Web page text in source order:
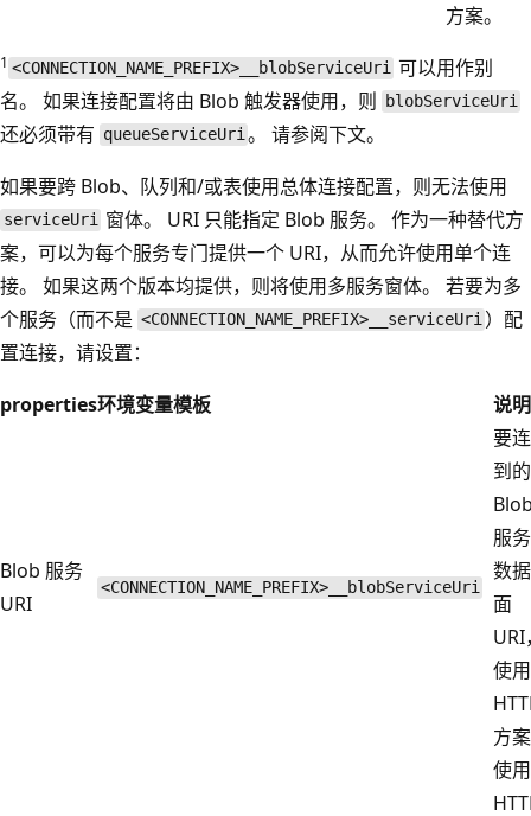
方案。
1 <CONNECTION_NAME_PREFIX>__blobServiceUri 可以用作别
名。 如果连接配置将由 Blob 触发器使用，则
blobServiceUri
还必须带有 queueServiceUri。 请参阅下文。
如果要跨 Blob、队列和/或表使用总体连接配置，则无法使用
serviceUri 窗体。 URI 只能指定 Blob 服务。 作为一种替代方
案，可以为每个服务专门提供一个 URI，从而允许使用单个连
接。 如果这两个版本均提供，则将使用多服务窗体。 若要为多
个服务（而不是 <CONNECTION_NAME_PREFIX>__serviceUri ）配
置连接，请设置：
properties环境变量模板 说明
Blob 服务
URI
<CONNECTION_NAME_PREFIX>__blobServiceUri
要
到的
服
数
面
URI
使用
方
使用